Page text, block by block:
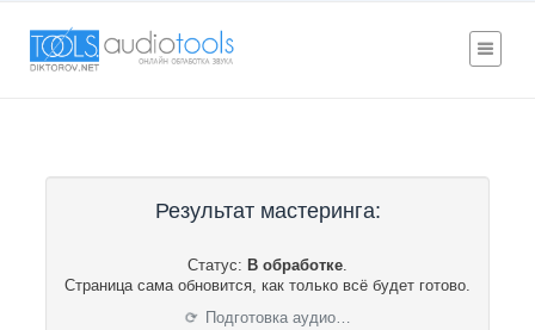
Результат мастеринга:
Статус: В обработке.
Страница сама обновится, как только всё будет готово.
⟳ Подготовка аудио…